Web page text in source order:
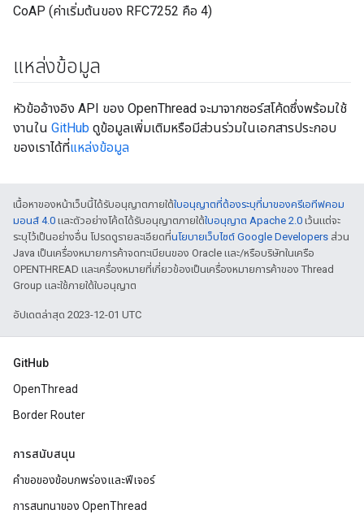
CoAP (ค่าเริ่มต้นของ RFC7252 คือ 4)
แหล่งข้อมูล
หัวข้ออ้างอิง API ของ OpenThread จะมาจากซอร์สโค้ดซึ่งพร้อมใช้
งานใน GitHub ดูข้อมูลเพิ่มเติมหรือมีส่วนร่วมในเอกสารประกอบ
ของเราได้ที่แหล่งข้อมูล
เนื้อหาของหน้าเว็บนี้ได้รับอนุญาตภายใต้ใบอนุญาตที่ต้องระบุที่มาของครีเอทีฟคอม
มอนส์ 4.0 และตัวอย่างโค้ดได้รับอนุญาตภายใต้ใบอนุญาต Apache 2.0 เว้นแต่จะ
ระบุไว้เป็นอย่างอื่น โปรดดูรายละเอียดที่นโยบายเว็บไซต์ Google Developers ส่วน
Java เป็นเครื่องหมายการค้าจดทะเบียนของ Oracle และ/หรือบริษัทในเครือ
OPENTHREAD และเครื่องหมายที่เกี่ยวข้องเป็นเครื่องหมายการค้าของ Thread
Group และใช้ภายใต้ใบอนุญาต
อัปเดตล่าสุด 2023-12-01 UTC
GitHub
OpenThread
Border Router
การสนับสนุน
คำขอของข้อบกพร่องและฟีเจอร์
การสนทนาของ OpenThread